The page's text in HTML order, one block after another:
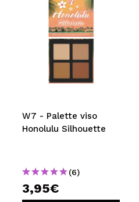
W7 - Palette viso
Honolulu Silhouette
(6)
3,95€